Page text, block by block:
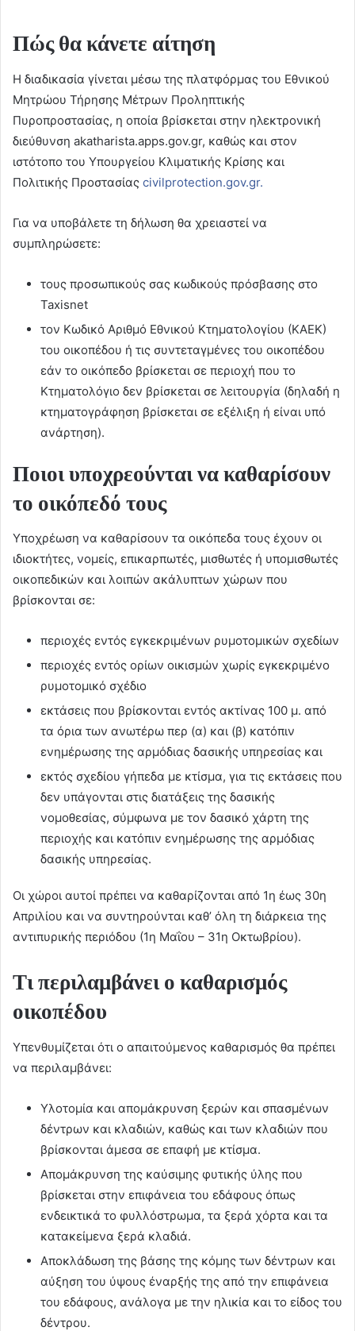
Πώς θα κάνετε αίτηση
Η διαδικασία γίνεται μέσω της πλατφόρμας του Εθνικού
Μητρώου Τήρησης Μέτρων Προληπτικής
Πυροπροστασίας, η οποία βρίσκεται στην ηλεκτρονική
διεύθυνση akatharista.apps.gov.gr, καθώς και στον
ιστότοπο του Υπουργείου Κλιματικής Κρίσης και
Πολιτικής Προστασίας civilprotection.gov.gr.
Για να υποβάλετε τη δήλωση θα χρειαστεί να
συμπληρώσετε:
τους προσωπικούς σας κωδικούς πρόσβασης στο
Taxisnet
τον Κωδικό Αριθμό Εθνικού Κτηματολογίου (ΚΑΕΚ)
του οικοπέδου ή τις συντεταγμένες του οικοπέδου
εάν το οικόπεδο βρίσκεται σε περιοχή που το
Κτηματολόγιο δεν βρίσκεται σε λειτουργία (δηλαδή η
κτηματογράφηση βρίσκεται σε εξέλιξη ή είναι υπό
ανάρτηση).
Ποιοι υποχρεούνται να καθαρίσουν
το οικόπεδό τους
Yποχρέωση να καθαρίσουν τα οικόπεδα τους έχουν οι
ιδιοκτήτες, νομείς, επικαρπωτές, μισθωτές ή υπομισθωτές
οικοπεδικών και λοιπών ακάλυπτων χώρων που
βρίσκονται σε:
περιοχές εντός εγκεκριμένων ρυμοτομικών σχεδίων
περιοχές εντός ορίων οικισμών χωρίς εγκεκριμένο
ρυμοτομικό σχέδιο
εκτάσεις που βρίσκονται εντός ακτίνας 100 μ. από
τα όρια των ανωτέρω περ (α) και (β) κατόπιν
ενημέρωσης της αρμόδιας δασικής υπηρεσίας και
εκτός σχεδίου γήπεδα με κτίσμα, για τις εκτάσεις που
δεν υπάγονται στις διατάξεις της δασικής
νομοθεσίας, σύμφωνα με τον δασικό χάρτη της
περιοχής και κατόπιν ενημέρωσης της αρμόδιας
δασικής υπηρεσίας.
Οι χώροι αυτοί πρέπει να καθαρίζονται από 1η έως 30η
Απριλίου και να συντηρούνται καθ’ όλη τη διάρκεια της
αντιπυρικής περιόδου (1η Μαΐου – 31η Οκτωβρίου).
Τι περιλαμβάνει ο καθαρισμός
οικοπέδου
Υπενθυμίζεται ότι ο απαιτούμενος καθαρισμός θα πρέπει
να περιλαμβάνει:
Υλοτομία και απομάκρυνση ξερών και σπασμένων
δέντρων και κλαδιών, καθώς και των κλαδιών που
βρίσκονται άμεσα σε επαφή με κτίσμα.
Απομάκρυνση της καύσιμης φυτικής ύλης που
βρίσκεται στην επιφάνεια του εδάφους όπως
ενδεικτικά το φυλλόστρωμα, τα ξερά χόρτα και τα
κατακείμενα ξερά κλαδιά.
Αποκλάδωση της βάσης της κόμης των δέντρων και
αύξηση του ύψους έναρξής της από την επιφάνεια
του εδάφους, ανάλογα με την ηλικία και το είδος του
δέντρου.